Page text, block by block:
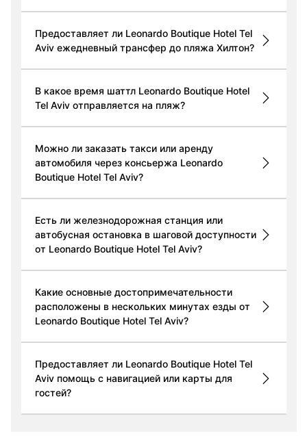
Предоставляет ли Leonardo Boutique Hotel Tel
Aviv ежедневный трансфер до пляжа Хилтон?
В какое время шаттл Leonardo Boutique Hotel
Tel Aviv отправляется на пляж?
Можно ли заказать такси или аренду
автомобиля через консьержа Leonardo
Boutique Hotel Tel Aviv?
Есть ли железнодорожная станция или
автобусная остановка в шаговой доступности
от Leonardo Boutique Hotel Tel Aviv?
Какие основные достопримечательности
расположены в нескольких минутах езды от
Leonardo Boutique Hotel Tel Aviv?
Предоставляет ли Leonardo Boutique Hotel Tel
Aviv помощь с навигацией или карты для
гостей?